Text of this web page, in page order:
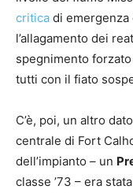
critica di
l’allagamento dei
spegnimento
tutti con il fiato
C’è, poi, un altro
centrale di Fort
dell’impianto – un
classe ’73 – era stata